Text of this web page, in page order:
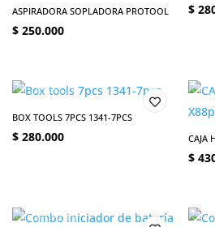
ASPIRADORA SOPLADORA PROTOOL
$ 250.000
$
BOX TOOLS 7PCS 1341-7PCS
$ 280.000 CAJA
$